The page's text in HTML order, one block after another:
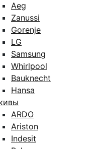
Aeg
Zanussi
Gorenje
LG
Samsung
Whirlpool
Bauknecht
Hansa
ARDO
Ariston
Indesit